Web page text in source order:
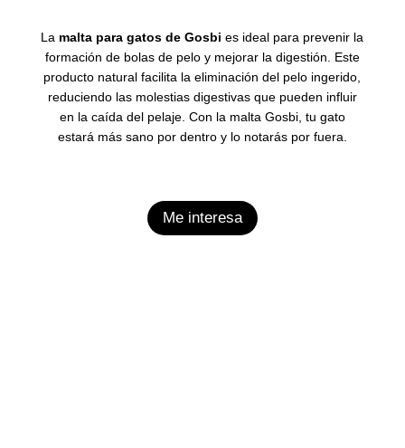
La malta para gatos de Gosbi es ideal para prevenir la
formación de bolas de pelo y mejorar la digestión. Este
producto natural facilita la eliminación del pelo ingerido,
reduciendo las molestias digestivas que pueden influir
en la caída del pelaje. Con la malta Gosbi, tu gato
estará más sano por dentro y lo notarás por fuera.
Me interesa